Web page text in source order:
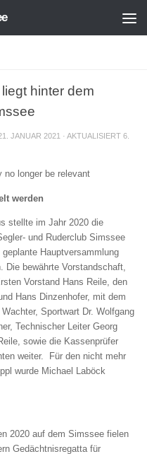
hinter dem
JANUAR 2021 · AKTUALISIERT 6.
longer be relevant
werden
stellte im Jahr 2020 die
und Ruderclub Simssee
Hauptversammlung
Die bewährte Vorstandschaft,
Vorstand Hans Reile, den
Hans Dinzenhofer, mit dem
Sportwart Dr. Wolfgang
Technischer Leiter Georg
sowie die Kassenprüfer
weiter. Für den nicht mehr
wurde Michael Laböck
2020 auf dem Simssee fielen
Gedächtnisregatta für